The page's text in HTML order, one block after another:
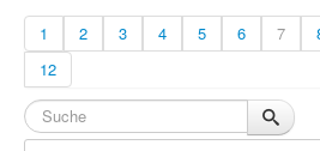
1 2 3 4 5 6 7
12